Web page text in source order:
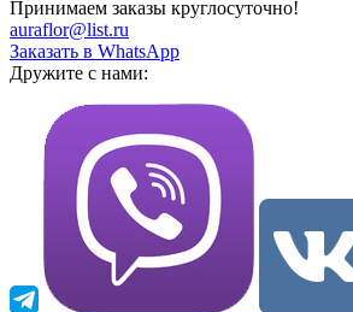
Принимаем заказы круглосуточно!
auraflor@list.ru
Заказать в WhatsApp
Дружите с нами: